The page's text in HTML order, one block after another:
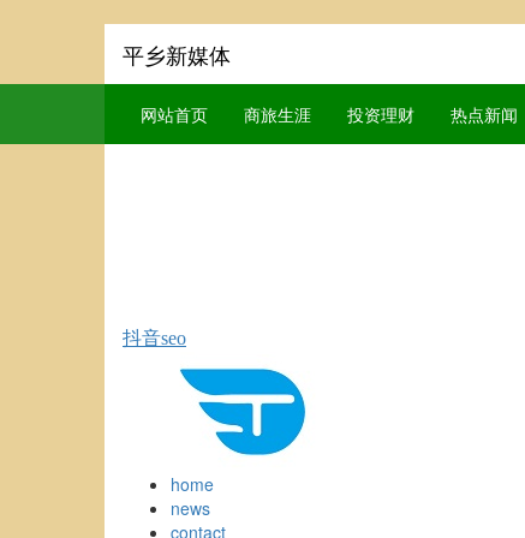
平乡新媒体
网站首页 商旅生涯 投资理财 热点新闻
抖音seo
home
news
contact